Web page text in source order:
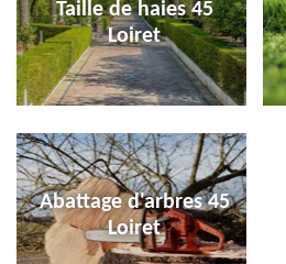
Taille de haies 45
Loiret
Abattage d'arbres 45
Loiret